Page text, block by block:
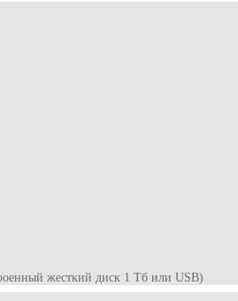
жесткий диск 1 Тб или USB)